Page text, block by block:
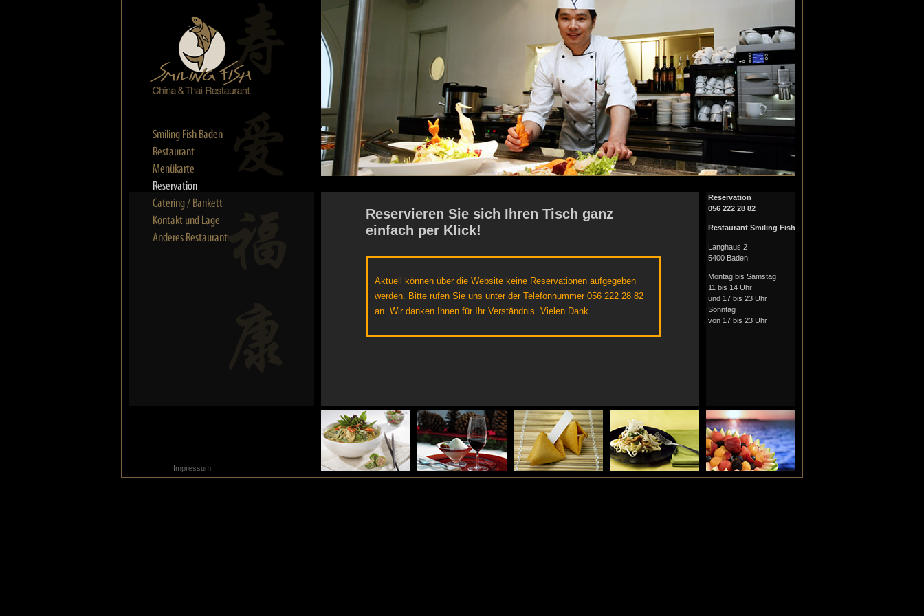
Reservieren Sie sich Ihren Tisch ganz
einfach per Klick!
Aktuell können über die Website keine Reservationen aufgegeben
werden. Bitte rufen Sie uns unter der Telefonnummer 056 222 28 82
an. Wir danken Ihnen für Ihr Verständnis. Vielen Dank.
Reservation
056 222 28 82
Restaurant Smiling Fish
Langhaus 2
5400 Baden
Montag bis Samstag
11 bis 14 Uhr
und 17 bis 23 Uhr
Sonntag
von 17 bis 23 Uhr
Impressum